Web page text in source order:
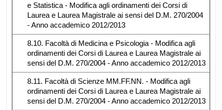
e Statistica - Modifica agli ordinamenti dei Corsi di
Laurea e Laurea Magistrale ai sensi del D.M. 270/2004
- Anno accademico 2012/2013
8.10. Facoltà di Medicina e Psicologia - Modifica agli
ordinamenti dei Corsi di Laurea e Laurea Magistrale ai
sensi del D.M. 270/2004 - Anno accademico 2012/2013
8.11. Facoltà di Scienze MM.FF.NN. - Modifica agli
ordinamenti dei Corsi di Laurea e Laurea Magistrale ai
sensi del D.M. 270/2004 - Anno accademico 2012/2013